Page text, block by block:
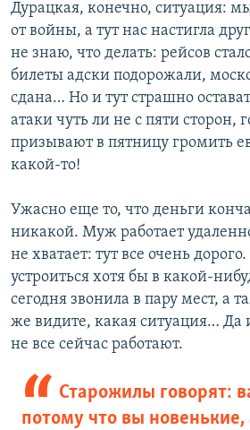
Дурацкая, конечно, ситуация:
от войны, а тут нас настигла
не знаю, что делать: рейсов
билеты адски подорожали,
сдана… Но и тут страшно
атаки чуть ли не с пяти сторон,
призывают в пятницу громить
какой-то!
Ужасно еще то, что деньги
никакой. Муж работает
не хватает: тут все очень
устроиться хотя бы в какой-
сегодня звонила в пару мест, а
же видите, какая ситуация… Да
не все сейчас работают.
Старожилы говорят:
потому что вы